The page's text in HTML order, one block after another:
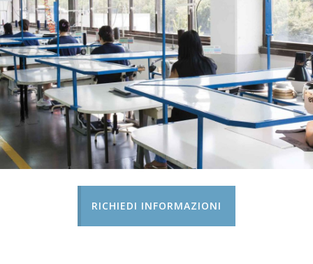
RICHIEDI INFORMAZIONI